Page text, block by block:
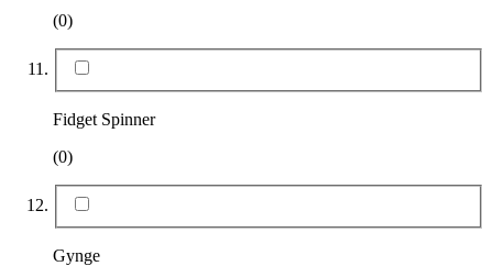
(0)
Fidget Spinner
(0)
Gynge